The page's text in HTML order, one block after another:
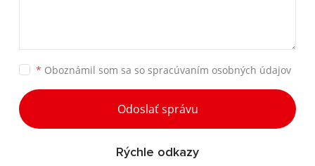
* Oboznámil som sa so spracúvaním osobných údajov
Odoslať správu
Rýchle odkazy